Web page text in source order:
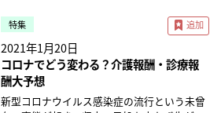
（人手を必要としている）施設となってい
る。訪問看護師の絶対数こそ増えてはいるも
のの、「急増するニーズに追いついていな
い」というのが実態のようだ。 訪問看護が複
雑化し、リハビリ中心に 在宅療養患者が小児
から末期がん患者まで多様化する中で、単に
看護師の数が足りないというだけでなく、訪
が、高齢の方にはリスクになる菌です。 処置
後の手洗いはもちろんですが、菌を次の家に
持ち運ばないように気をつけるよう、いつも
スタッフに指導しています。 また、訪問バッ
グの中の物を清潔に管理するのも訪問看護師
自体も、もし床面に置いた場合は拭くなどし
ガイドライン検討会で報告された通り
（※4）、2020年10月末時点で、当該時限措
置を踏まえ電話や情報通信機器を用いた診療
を実施可とした医療機関は、全体の15％にと
どまっており、増加の伸びは第1波が終息し
た6月以降は停滞しています。 さらに増加し
た非対面診察の多くが電話での診察であり、
にしています。 電動自転車通勤の制度 大河
原： 訪問の際に使ってもらっている電動自転
車を、通勤で使うのも許可しています。その
ため、通勤も含めてすべて自転車保険に入っ
ています。車はもちろん保険に入っています
が、自転車保険まで入っているステーション
利用者さんの支援をはじめとした情報発信や
勉強会の運営のために立ち上げたのがホーム
ケア防災ラボ（別名「在宅ケア防災研究
会」）です。今年で活動は4年目で、参加エリ
アの制限などはありません。 活動としては、
防災に関する講演や勉強会の開催、訪問看護
康寿命のデータをみてください。 日本は世界
的にみても長寿国ですが、女性の場合には平
均寿命約87歳、健康寿命が約75歳で、介護や
医療が必要な状態が平均約12年もあるという
データがあります。この約12年というのは、
専門職が関わる期間と言ってもいいでしょ
が不足したら？訪問看護ステーションでの感
染対策に関して、日常的に直面する問題につ
いて伺いました。 訪問時に気をつけること
岩本： 利用者が新型コロナウイルス感染症に
なった、または感染の疑いがある場合、自分
が濃厚接触者にならないことが重要です。 そ
特集
2021年1月20日
コロナでどう変わる？介護報酬・診療報
酬大予想
新型コロナウイルス感染症の流行という未曾